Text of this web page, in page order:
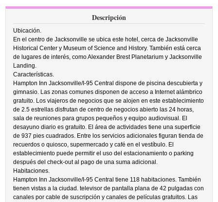
Descripción
Ubicación.
En el centro de Jacksonville se ubica este hotel, cerca de Jacksonville
Historical Center y Museum of Science and History. También está cerca
de lugares de interés, como Alexander Brest Planetarium y Jacksonville
Landing.
Características.
Hampton Inn Jacksonville/I-95 Central dispone de piscina descubierta y
gimnasio. Las zonas comunes disponen de acceso a Internet alámbrico
gratuito. Los viajeros de negocios que se alojen en este establecimiento
de 2.5 estrellas disfrutan de centro de negocios abierto las 24 horas,
sala de reuniones para grupos pequeños y equipo audiovisual. El
desayuno diario es gratuito. El área de actividades tiene una superficie
de 937 pies cuadrados. Entre los servicios adicionales figuran tienda de
recuerdos o quiosco, supermercado y café en el vestíbulo. El
establecimiento puede permitir el uso del estacionamiento o parking
después del check-out al pago de una suma adicional.
Habitaciones.
Hampton Inn Jacksonville/I-95 Central tiene 118 habitaciones. También
tienen vistas a la ciudad. televisor de pantalla plana de 42 pulgadas con
canales por cable de suscripción y canales de películas gratuitos. Las